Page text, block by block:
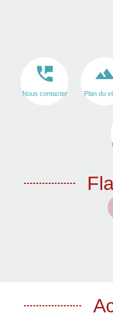
perm_phone_msg
Nous contacter Plan du